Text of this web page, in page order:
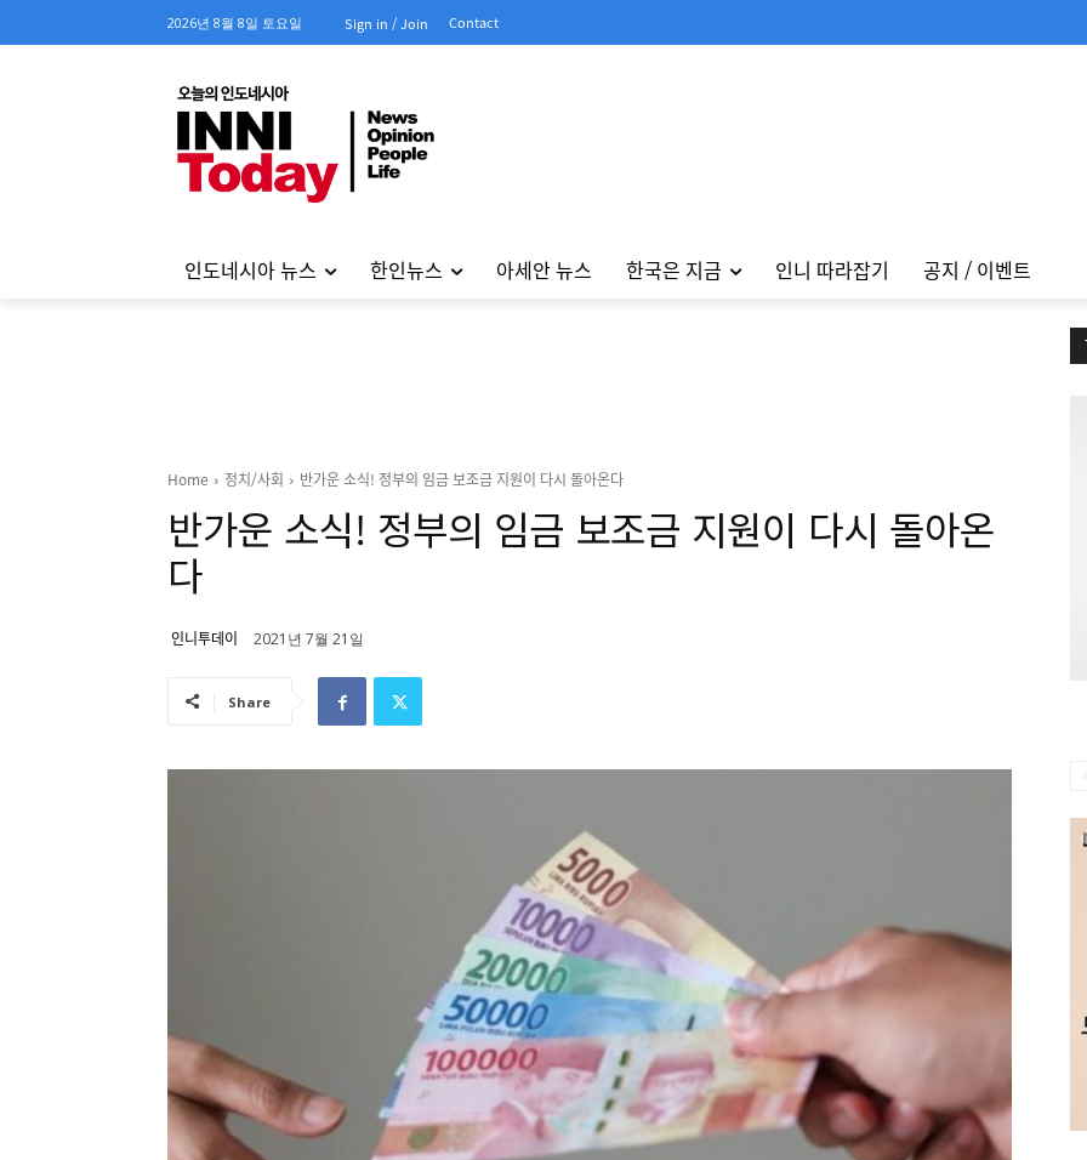
2026년 8월 8일 토요일 Sign in / Join Contact
인도네시아 뉴스 한인뉴스 아세안 뉴스 한국은 지금 인니 따라잡기 공지 / 이벤트
Home 정치/사회 반가운 소식! 정부의 임금 보조금 지원이 다시 돌아온다
반가운 소식! 정부의 임금 보조금 지원이 다시 돌아온
다
인니투데이 2021년 7월 21일
Share